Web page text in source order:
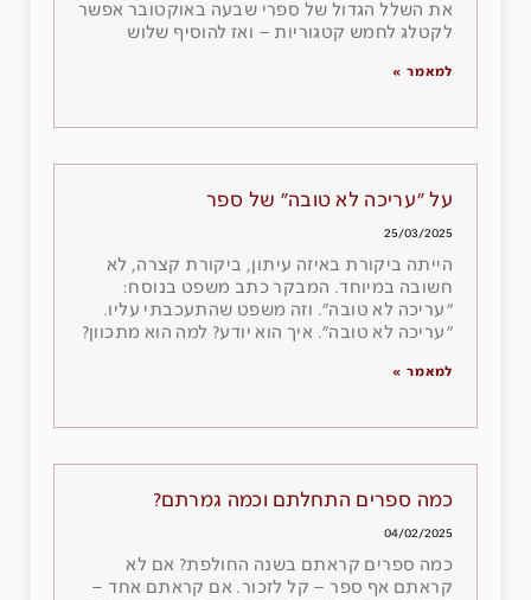
את השלל הגדול של ספרי שבעה באוקטובר אפשר
לקטלג לחמש קטגוריות – ואז להוסיף שלוש
למאמר »
על ״עריכה לא טובה״ של ספר
25/03/2025
הייתה ביקורת באיזה עיתון, ביקורת קצרה, לא
חשובה במיוחד. המבקר כתב משפט בנוסח:
״עריכה לא טובה״. וזה משפט שהתעכבתי עליו.
״עריכה לא טובה״. איך הוא יודע? למה הוא מתכוון?
למאמר »
כמה ספרים התחלתם וכמה גמרתם?
04/02/2025
כמה ספרים קראתם בשנה החולפת? אם לא
קראתם אף ספר – קל לזכור. אם קראתם אחד –